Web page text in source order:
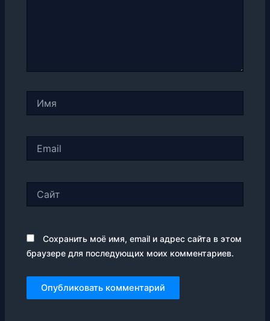
Сохранить моё имя, email и адрес сайта в этом
браузере для последующих моих комментариев.